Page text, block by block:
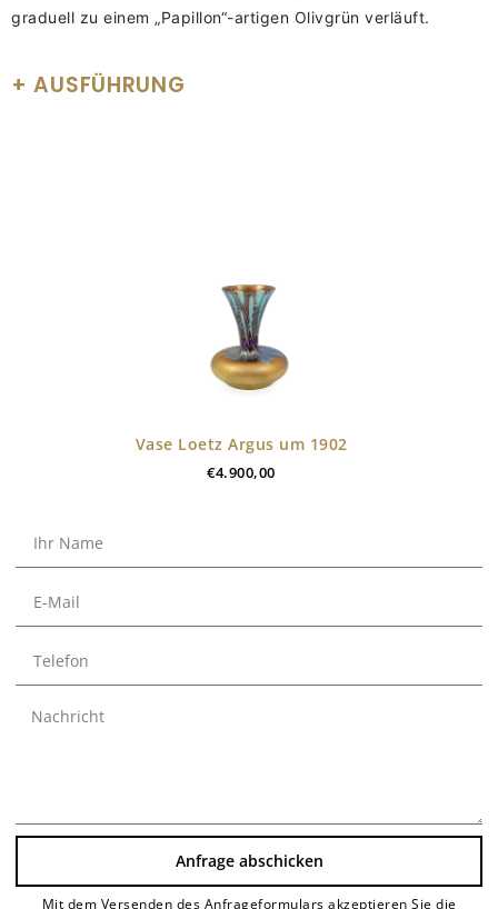
graduell zu einem „Papillon“-artigen Olivgrün verläuft.
AUSFÜHRUNG
Vase Loetz Argus um 1902
€4.900,00
Anfrage abschicken
Alternative:
Mit dem Versenden des Anfrageformulars akzeptieren Sie die